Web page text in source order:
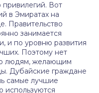
Вот
в Эмиратах на
Правительство
занимается
и по уровню развития
Поэтому нет
людям, желающим
Дубайские граждане
самые лучшие
используются